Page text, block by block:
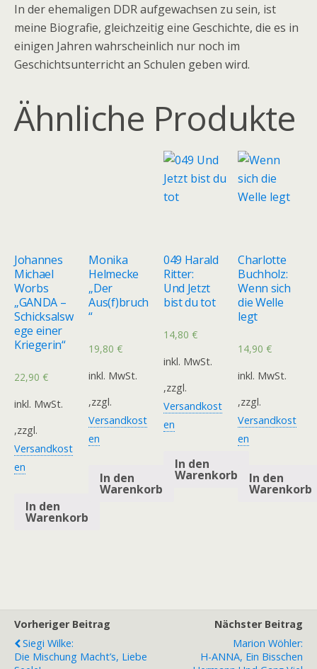
In der ehemaligen DDR aufgewachsen zu sein, ist
meine Biografie, gleichzeitig eine Geschichte, die es in
einigen Jahren wahrscheinlich nur noch im
Geschichtsunterricht an Schulen geben wird.
Ähnliche Produkte
Johannes
Michael
Worbs
„GANDA –
Schicksalsw
ege einer
Kriegerin“
22,90 €
inkl. MwSt.
,zzgl.
Versandkost
en
In den
Warenkorb
Monika
Helmecke
„Der
Aus(f)bruch
“
19,80€
inkl. MwSt.
,zzgl.
Versandkost
en
In den
Warenkorb
049 Harald
Ritter:
Und Jetzt
bist du tot
14,80 €
inkl. MwSt.
,zzgl.
Versandkost
en
In den
Warenkorb
Charlotte
Buchholz:
Wenn sich
die Welle
legt
14,90€
inkl. MwSt.
,zzgl.
Versandkost
en
In den
Warenkorb
Vorheriger Beitrag
Siegi Wilke:
Die Mischung Macht’s, Liebe
Nächster Beitrag
Marion Wöhler:
H-ANNA, Ein Bisschen